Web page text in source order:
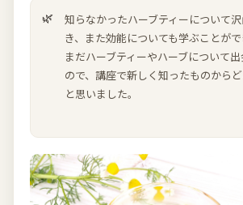
知らなかったハーブティーについて
き、また効能についても学ぶことがで
まだハーブティーやハーブについて
ので、講座で新しく知ったものから
と思いました。